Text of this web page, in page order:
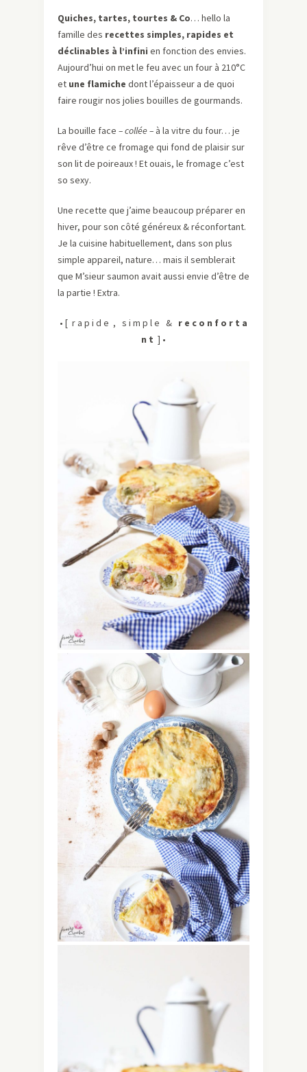
Quiches, tartes, tourtes & Co… hello la
famille des recettes simples, rapides et
déclinables à l’infini en fonction des envies.
Aujourd’hui on met le feu avec un four à 210°C
et une flamiche dont l’épaisseur a de quoi
faire rougir nos jolies bouilles de gourmands.
La bouille face – collée – à la vitre du four… je
rêve d’être ce fromage qui fond de plaisir sur
son lit de poireaux ! Et ouais, le fromage c’est
so sexy.
Une recette que j’aime beaucoup préparer en
hiver, pour son côté généreux & réconfortant.
Je la cuisine habituellement, dans son plus
simple appareil, nature… mais il semblerait
que M’sieur saumon avait aussi envie d’être de
la partie ! Extra.
• [ r a p i d e , s i m p l e & r e c o n f o r t a
n t ] •